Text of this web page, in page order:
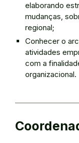
elaborando
mudanças,
regional;
Conhecer o
atividades
com a
organizacional.